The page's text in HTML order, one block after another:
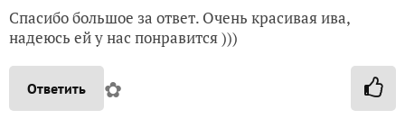
Спасибо большое за ответ. Очень красивая ива,
надеюсь ей у нас понравится )))
Ответить ✿